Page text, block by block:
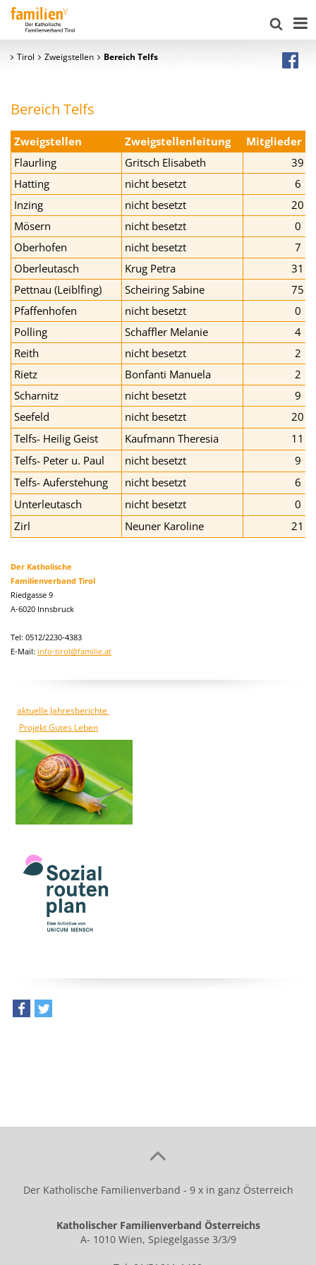
Tirol Zweigstellen Bereich Telfs
Bereich Telfs
Zweigstellen Zweigstellenleitung
Mitglieder
Flaurling
Gritsch Elisabeth
39
Hatting
nicht besetzt
6
Inzing
nicht besetzt
20
Mösern
nicht besetzt
0
Oberhofen
nicht besetzt
7
Oberleutasch
Krug Petra
31
Pettnau (Leiblfing)
Scheiring Sabine
75
Pfaffenhofen
nicht besetzt
0
Polling
Schaffler Melanie
4
Reith
nicht besetzt
2
Rietz
Bonfanti Manuela
2
Scharnitz
nicht besetzt
9
Seefeld
nicht besetzt
20
Telfs- Heilig Geist
Kaufmann Theresia
11
Telfs- Peter u. Paul
nicht besetzt
9
Telfs- Auferstehung
nicht besetzt
6
Unterleutasch
nicht besetzt
0
Zirl
Neuner Karoline 21
Der Katholische
Familienverband Tirol
Riedgasse 9
A-6020 Innsbruck
Tel: 0512/2230-4383
E-Mail: info-tirol@familie.at
aktuelle Jahresberichte
Projekt Gutes Leben
Der Katholische Familienverband - 9 x in ganz Österreich
Katholischer Familienverband Österreichs
A- 1010 Wien, Spiegelgasse 3/3/9